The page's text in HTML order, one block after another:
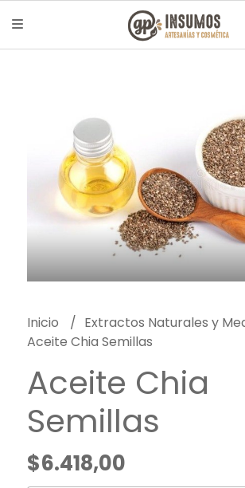
Inicio
Extractos Naturales y
Aceite Chia Semillas
Aceite Chia
Semillas
$6.418,00